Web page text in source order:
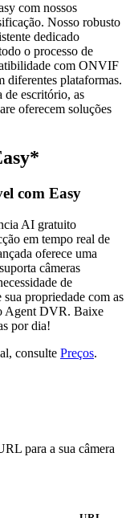
com nossos
Nosso robusto
dedicado
o processo de
com ONVIF
diferentes plataformas.
de escritório, as
oferecem soluções
com Easy
AI gratuito
em tempo real de
oferece uma
câmeras
de
propriedade com as
Agent DVR. Baixe
por dia!
consulte Preços.
para a sua câmera